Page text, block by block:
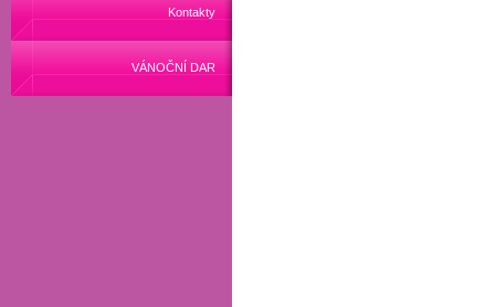
Kontakty
VÁNOČNÍ DAR